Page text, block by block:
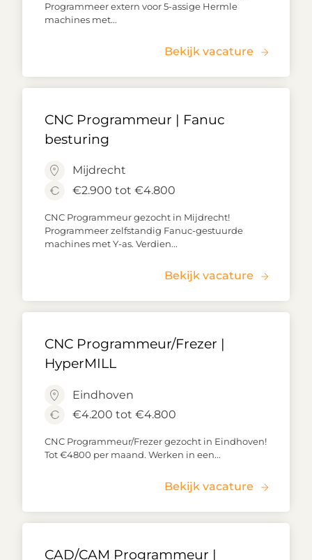
Programmeer extern voor 5-assige Hermle
machines met...
Bekijk vacature
CNC Programmeur | Fanuc
besturing
Mijdrecht
€2.900 tot €4.800
CNC Programmeur gezocht in Mijdrecht!
Programmeer zelfstandig Fanuc-gestuurde
machines met Y-as. Verdien...
Bekijk vacature
CNC Programmeur/Frezer |
HyperMILL
Eindhoven
€4.200 tot €4.800
CNC Programmeur/Frezer gezocht in Eindhoven!
Tot €4800 per maand. Werken in een...
Bekijk vacature
CAD/CAM Programmeur |